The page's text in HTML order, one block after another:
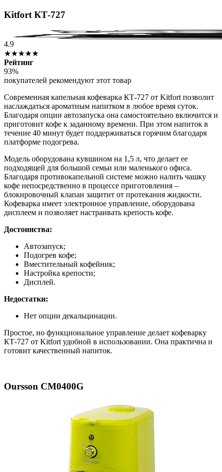
Kitfort КТ-727
4.9
★★★★★
Рейтинг
93%
покупателей рекомендуют этот товар
Современная капельная кофеварка КТ-727 от Kitfort позволит
наслаждаться ароматным напитком в любое время суток.
Благодаря опции автозапуска она самостоятельно включится и
приготовит кофе к заданному времени. При этом напиток в
течение 40 минут будет поддерживаться горячим благодаря
платформе подогрева.
Модель оборудована кувшином на 1,5 л, что делает ее
подходящей для большой семьи или маленького офиса.
Благодаря противокапельной системе можно налить чашку
кофе непосредственно в процессе приготовления –
блокировочный клапан защитит от протекания жидкости.
Кофеварка имеет электронное управление, оборудована
дисплеем и позволяет настраивать крепость кофе.
Достоинства:
Автозапуск;
Подогрев кофе;
Вместительный кофейник;
Настройка крепости;
Дисплей.
Недостатки:
Нет опции декальцинации.
Простое, но функциональное управление делает кофеварку
КТ-727 от Kitfort удобной в использовании. Она практична и
готовит качественный напиток.
Oursson CM0400G